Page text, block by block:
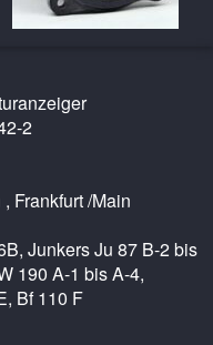
2
Frankfurt /Main
Junkers Ju 87 B-2 bis
190 A-1 bis A-4,
Bf 110 F